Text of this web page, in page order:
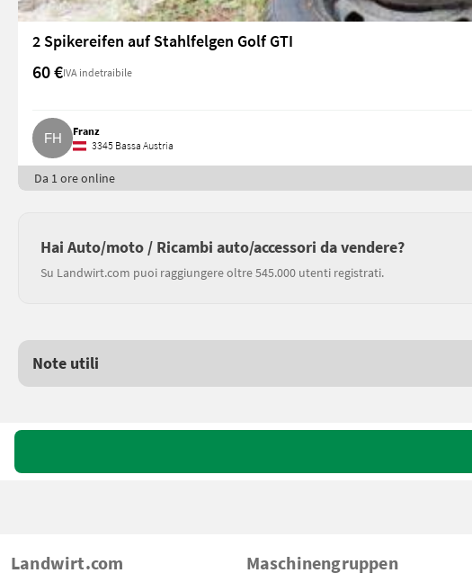
2 Spikereifen auf Stahlfelgen Golf GTI
60 €IVA indetraibile
Franz
3345 Bassa Austria
Da 1 ore online
Hai Auto/moto / Ricambi auto/accessori da vendere?
Su Landwirt.com puoi raggiungere oltre 545.000 utenti registrati.
Note utili
Landwirt.com Maschinengruppen